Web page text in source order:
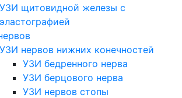
УЗИ щитовидной железы с
эластографией
УЗИ нервов нижних конечностей
УЗИ бедренного нерва
УЗИ берцового нерва
УЗИ нервов стопы